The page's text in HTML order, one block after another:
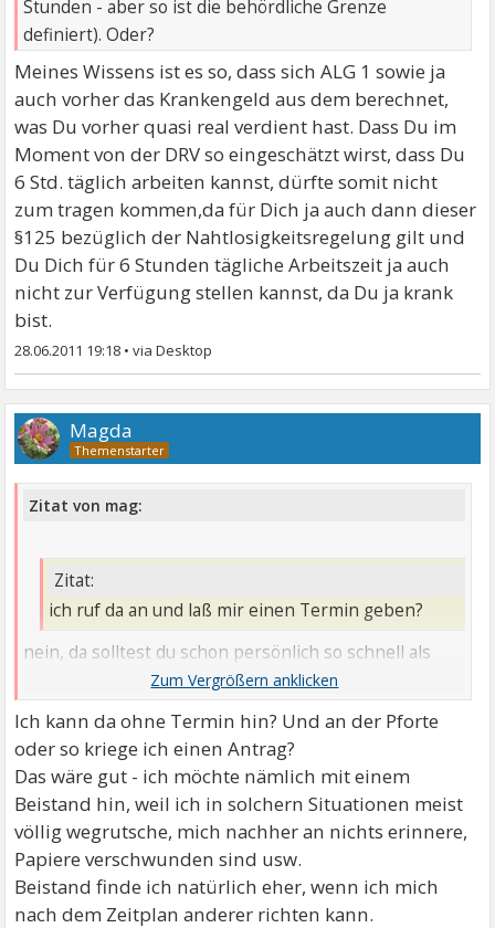
Stunden - aber so ist die behördliche Grenze
definiert). Oder?
Meines Wissens ist es so, dass sich ALG 1 sowie ja
auch vorher das Krankengeld aus dem berechnet,
was Du vorher quasi real verdient hast. Dass Du im
Moment von der DRV so eingeschätzt wirst, dass Du
6 Std. täglich arbeiten kannst, dürfte somit nicht
zum tragen kommen,da für Dich ja auch dann dieser
§125 bezüglich der Nahtlosigkeitsregelung gilt und
Du Dich für 6 Stunden tägliche Arbeitszeit ja auch
nicht zur Verfügung stellen kannst, da Du ja krank
bist.
28.06.2011 19:18 •
Magda
Zitat von mag:
Zitat:
ich ruf da an und laß mir einen Termin geben?
nein, da solltest du schon persönlich so schnell als
Ich kann da ohne Termin hin? Und an der Pforte
oder so kriege ich einen Antrag?
Das wäre gut - ich möchte nämlich mit einem
Beistand hin, weil ich in solchern Situationen meist
völlig wegrutsche, mich nachher an nichts erinnere,
Papiere verschwunden sind usw.
Beistand finde ich natürlich eher, wenn ich mich
nach dem Zeitplan anderer richten kann.